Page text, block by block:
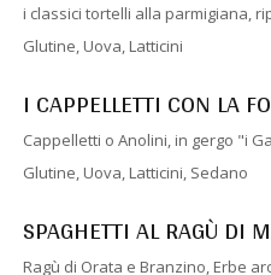
i classici tortelli alla parmigiana,
Glutine, Uova, Latticini
I CAPPELLETTI CON LA
Cappelletti o Anolini, in gergo "i
Glutine, Uova, Latticini, Sedano
SPAGHETTI AL RAGÙ DI
Ragù di Orata e Branzino, Erbe